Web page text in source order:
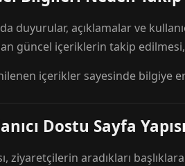
duyurular, açıklamalar ve
güncel içeriklerin takip
içerikler sayesinde bilgiye
Dostu Sayfa Yapısı
ziyaretçilerin aradıkları